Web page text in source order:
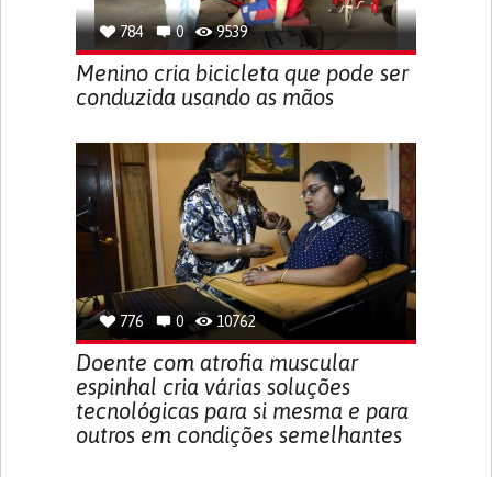
784 0 9539
Menino cria bicicleta que pode ser
conduzida usando as mãos
776 0 10762
Doente com atrofia muscular
espinhal cria várias soluções
tecnológicas para si mesma e para
outros em condições semelhantes